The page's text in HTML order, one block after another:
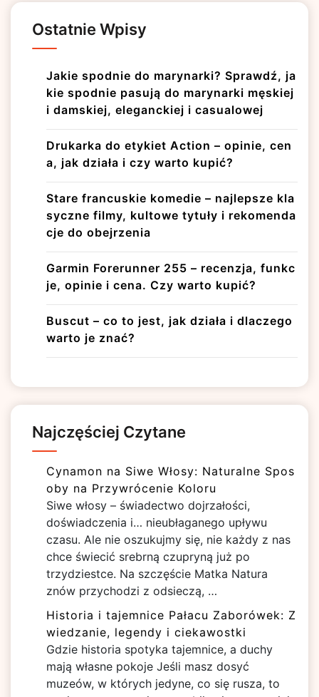
Ostatnie Wpisy
Jakie spodnie do marynarki? Sprawdź, ja
kie spodnie pasują do marynarki męskiej
i damskiej, eleganckiej i casualowej
Drukarka do etykiet Action – opinie, cen
a, jak działa i czy warto kupić?
Stare francuskie komedie – najlepsze kla
syczne filmy, kultowe tytuły i rekomenda
cje do obejrzenia
Garmin Forerunner 255 – recenzja, funkc
je, opinie i cena. Czy warto kupić?
Buscut – co to jest, jak działa i dlaczego
warto je znać?
Najczęściej Czytane
Cynamon na Siwe Włosy: Naturalne Spos
oby na Przywrócenie Koloru
Siwe włosy – świadectwo dojrzałości,
doświadczenia i… nieubłaganego upływu
czasu. Ale nie oszukujmy się, nie każdy z nas
chce świecić srebrną czupryną już po
trzydziestce. Na szczęście Matka Natura
znów przychodzi z odsieczą, …
Historia i tajemnice Pałacu Zaborówek: Z
wiedzanie, legendy i ciekawostki
Gdzie historia spotyka tajemnice, a duchy
mają własne pokoje Jeśli masz dosyć
muzeów, w których jedyne, co się rusza, to